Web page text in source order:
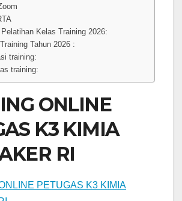
Kelas Training 2026:
Tahun 2026 :
training:
training:
ONLINE
K3 KIMIA
RI